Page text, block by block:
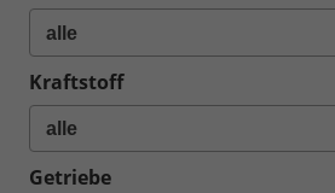
Kraftstoff
Getriebe